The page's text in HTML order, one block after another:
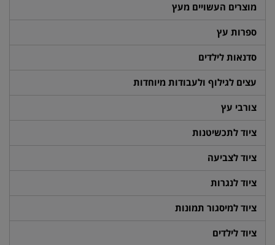
מוצרים העשויים מעץ
ספרות עץ
סדנאות לילדים
עצים לגילוף ולעבודות מיוחדות
צורבי עץ
ציוד לתכשיטנות
ציוד לצביעה
ציוד לנגרות
ציוד למיסגור תמונות
ציוד לילדים